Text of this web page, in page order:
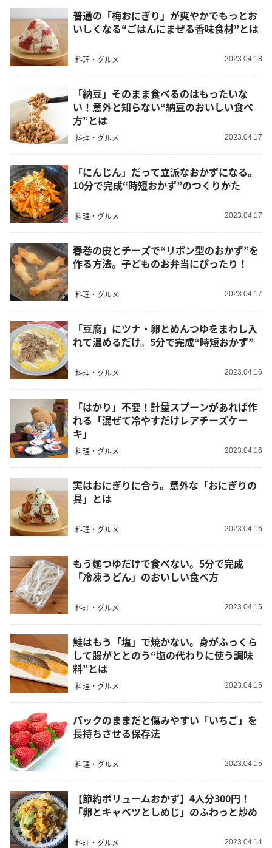
普通の「梅おにぎり」が爽やかでもっとお
いしくなる“ごはんにまぜる香味食材”とは
料理・グルメ 2023.04.18
「納豆」そのまま食べるのはもったいな
い！意外と知らない“納豆のおいしい食べ
方”とは
料理・グルメ 2023.04.17
「にんじん」だって立派なおかずになる。
10分で完成“時短おかず”のつくりかた
料理・グルメ 2023.04.17
春巻の皮とチーズで“リボン型のおかず”を
作る方法。子どものお弁当にぴったり！
料理・グルメ 2023.04.17
「豆腐」にツナ・卵とめんつゆをまわし入
れて温めるだけ。5分で完成“時短おかず”
料理・グルメ 2023.04.16
「はかり」不要！計量スプーンがあれば作
れる「混ぜて冷やすだけレアチーズケー
キ」
料理・グルメ 2023.04.16
実はおにぎりに合う。意外な「おにぎりの
具」とは
料理・グルメ 2023.04.16
もう麵つゆだけで食べない。5分で完成
「冷凍うどん」のおいしい食べ方
料理・グルメ 2023.04.15
鮭はもう「塩」で焼かない。身がふっくら
して腸がととのう“塩の代わりに使う調味
料”とは
料理・グルメ 2023.04.15
パックのままだと傷みやすい「いちご」を
長持ちさせる保存法
料理・グルメ 2023.04.15
【節約ボリュームおかず】4人分300円！
「卵とキャベツとしめじ」のふわっと炒め
料理・グルメ 2023.04.14